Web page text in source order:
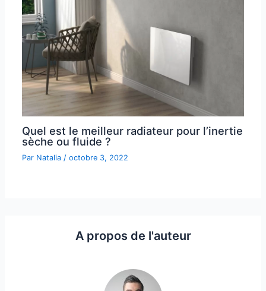
Quel est le meilleur radiateur pour l’inertie
sèche ou fluide ?
Par Natalia /octobre 3, 2022
A propos de l'auteur